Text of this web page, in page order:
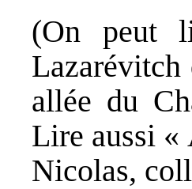
(On peut
Lazarévitch
allée du
Lire aussi «
Nicolas,